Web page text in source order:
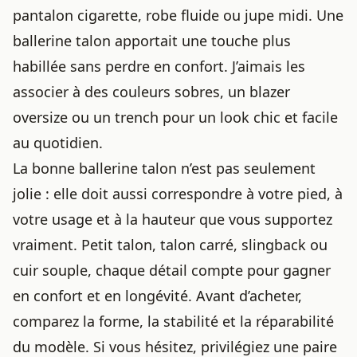
pantalon cigarette, robe fluide ou jupe midi. Une
ballerine talon apportait une touche plus
habillée sans perdre en confort. J’aimais les
associer à des couleurs sobres, un blazer
oversize ou un trench pour un look chic et facile
au quotidien.
La bonne ballerine talon n’est pas seulement
jolie : elle doit aussi correspondre à votre pied, à
votre usage et à la hauteur que vous supportez
vraiment. Petit talon, talon carré, slingback ou
cuir souple, chaque détail compte pour gagner
en confort et en longévité. Avant d’acheter,
comparez la forme, la stabilité et la réparabilité
du modèle. Si vous hésitez, privilégiez une paire